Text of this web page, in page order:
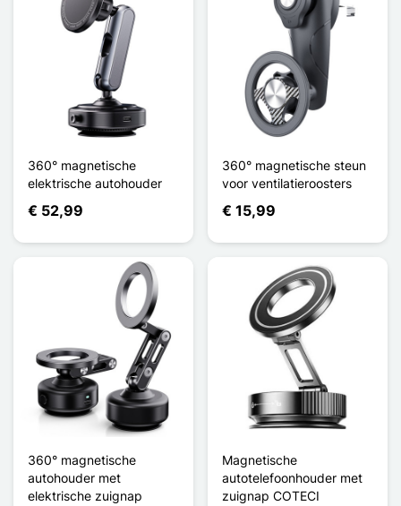
360° magnetische
elektrische autohouder
€ 52,99
360° magnetische steun
voor ventilatieroosters
€ 15,99
360° magnetische
autohouder met
elektrische zuignap
Magnetische
autotelefoonhouder met
zuignap COTECI